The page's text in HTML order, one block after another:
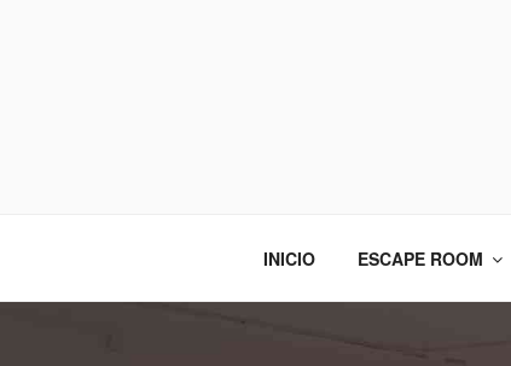
INICIO ESCAPE ROOM